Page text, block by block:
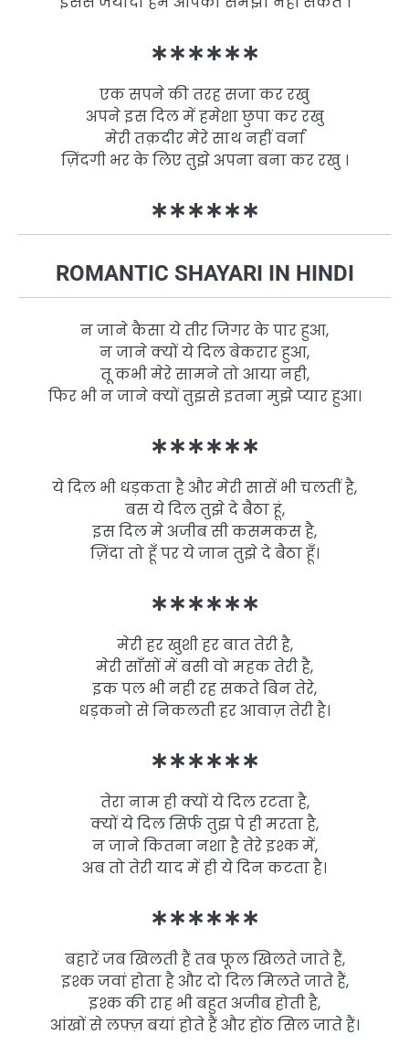
∗∗∗∗∗∗
एक सपने की तरह सजा कर रखु
अपने इस दिल में हमेशा छुपा कर रखु
मेरी तक़दीर मेरे साथ नहीं वर्ना
ज़िंदगी भर के लिए तुझे अपना बना कर रखु ।
∗∗∗∗∗∗
ROMANTIC SHAYARI IN HINDI
न जाने कैसा ये तीर जिगर के पार हुआ,
न जाने क्यों ये दिल बेकरार हुआ,
तू कभी मेरे सामने तो आया नही,
फिर भी न जाने क्यों तुझसे इतना मुझे प्यार हुआ।
∗∗∗∗∗∗
ये दिल भी धड़कता है और मेरी सासें भी चलतीं है,
बस ये दिल तुझे दे बैठा हूं,
इस दिल मे अजीब सी कसमकस है,
ज़िंदा तो हूँ पर ये जान तुझे दे बैठा हूँ।
∗∗∗∗∗∗
मेरी हर खुशी हर बात तेरी है,
मेरी साँसों में बसी वो महक तेरी है,
इक पल भी नही रह सकते बिन तेरे,
धड़कनो से निकलती हर आवाज़ तेरी है।
∗∗∗∗∗∗
तेरा नाम ही क्यों ये दिल रटता है,
क्यों ये दिल सिर्फ तुझ पे ही मरता है,
न जाने कितना नशा है तेरे इश्क में,
अब तो तेरी याद में ही ये दिन कटता है।
∗∗∗∗∗∗
बहारें जब खिलती हैं तब फूल खिलते जाते हैं,
इश्क जवां होता है और दो दिल मिलते जाते हैं,
इश्क की राह भी बहुत अजीब होती है,
आंखों से लफ्ज़ बयां होते हैं और होंठ सिल जाते हैं।